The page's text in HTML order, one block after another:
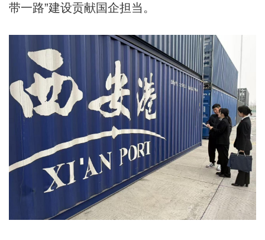
带一路”建设贡献国企担当。